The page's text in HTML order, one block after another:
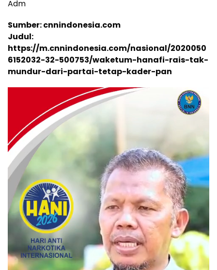
Adm
Sumber: cnnindonesia.com
Judul:
https://m.cnnindonesia.com/nasional/2020050
6152032-32-500753/waketum-hanafi-rais-tak-
mundur-dari-partai-tetap-kader-pan